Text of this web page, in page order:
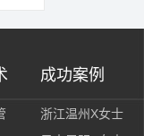
成功案例
浙江温州X女士